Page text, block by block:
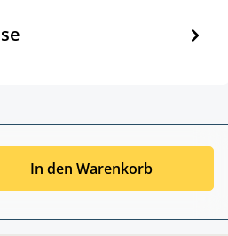
In den Warenkorb